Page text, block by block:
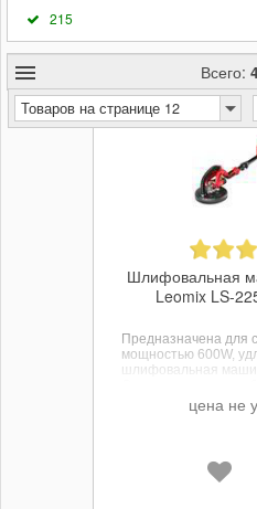
215
Всего:
Товаров на странице 12
Шлифовальная
Leomix LS-
Предназначена для
мощностью 600W,
шлифовальная
Диаметр круглой
площади 215 мм.
цена не